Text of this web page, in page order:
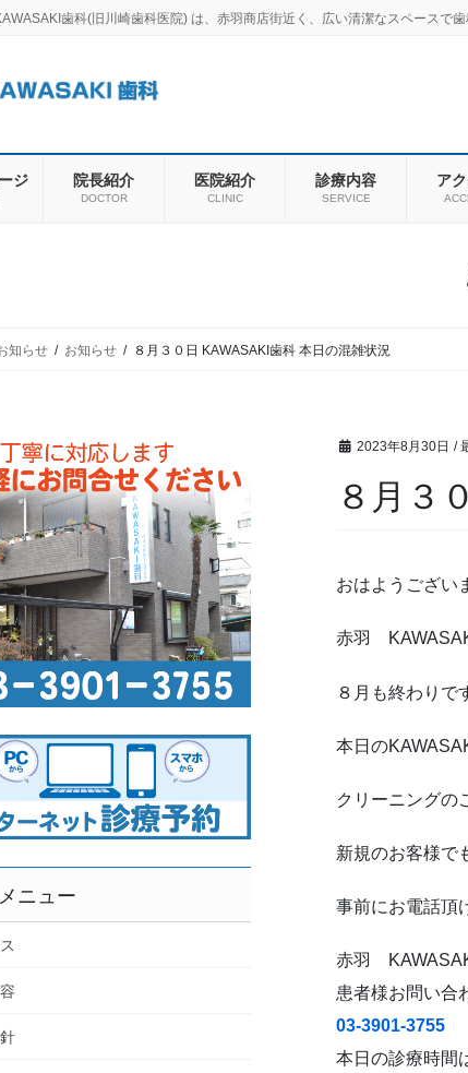
歯科(旧川崎歯科医院) は、赤羽商店街近く、広い清潔なスペース
ジ 院長紹介
DOCTOR
医院紹介
CLINIC
診療内容
SERVICE
ア
知らせ お知らせ ８月３０日 KAWASAKI歯科 本日の混雑状況
2023年8月30日 /
８月３
おはようござい
赤羽
８月も終わりで
本日の
クリーニングの
新規のお客様で
事前にお電話頂
赤羽
患者様お問い合
03-3901-3755
本日の診療時間
ニュー